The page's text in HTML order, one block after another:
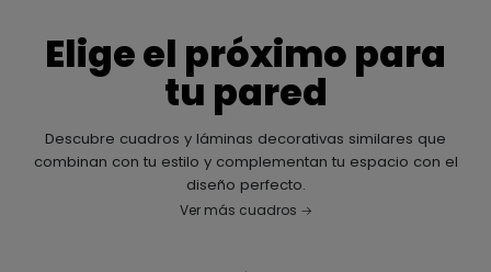
Elige el próximo para
tu pared
Descubre cuadros y láminas decorativas similares que
combinan con tu estilo y complementan tu espacio con el
diseño perfecto.
Ver más cuadros